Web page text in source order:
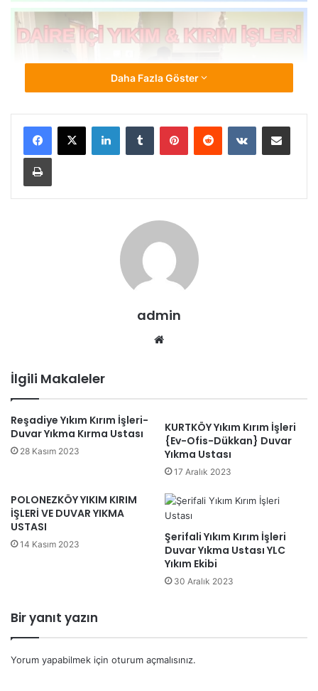
İstanbul’un hızla gelişen yapı sektöründe, inşaat ve
önemli bir yer tutmaktadır.
etmektedir. Yıkım ve kırım işlerinde uzman kadromuz,
modern ekipmanlarımız ve çevre dostu yaklaşımımız ile
duyuyoruz.
Daha Fazla Göster
LinkedInTumblr PinterestReddit VKontakteE-Posta ile paylaş
Yazdır
admin
İlgili Makaleler
Reşadiye Yıkım Kırım İşleri-
Duvar Yıkma Kırma Ustası
28 Kasım 2023
KURTKÖY Yıkım Kırım İşleri
{Ev-Ofis-Dükkan} Duvar
Yıkma Ustası
17 Aralık 2023
POLONEZKÖY YIKIM KIRIM
İŞLERİ VE DUVAR YIKMA
USTASI
14 Kasım 2023
Şerifali Yıkım Kırım İşleri
Duvar Yıkma Ustası YLC
Yıkım Ekibi
30 Aralık 2023
Bir yanıt yazın
Yorum yapabilmek için oturum açmalısınız.